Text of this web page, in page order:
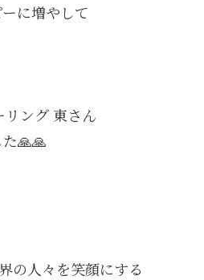
に増やして
ング 東さん
🙏🙏
の人々を笑顔にする